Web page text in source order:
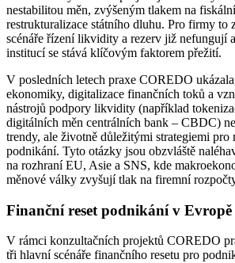
nestabilitou měn, zvýšeným tlakem na
restrukturalizace státního dluhu. Pro firmy to
scénáře řízení likvidity a rezerv již nefungují
institucí se stává klíčovým faktorem přežití.
V posledních letech praxe COREDO
ekonomiky, digitalizace finančních toků a
nástrojů podpory likvidity (například
digitálních měn centrálních bank – CBDC)
trendy, ale životně důležitými strategiemi pro
podnikání. Tyto otázky jsou obzvláště
na rozhraní EU, Asie a SNS, kde
měnové války zvyšují tlak na firemní
Finanční reset podnikání v Evropě
V rámci konzultačních projektů COREDO
tři hlavní scénáře finančního resetu pro